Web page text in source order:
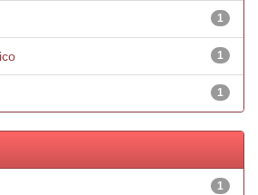
1
1
1
1